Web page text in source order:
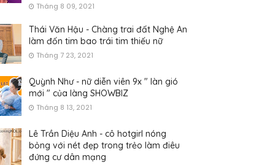
Tháng 8 09, 2021
Thái Văn Hậu - Chàng trai đất Nghệ An
làm đốn tim bao trái tim thiếu nữ
Tháng 7 23, 2021
Quỳnh Như - nữ diễn viên 9x " làn gió
mới " của làng SHOWBIZ
Tháng 8 13, 2021
Lê Trần Diệu Anh - cô hotgirl nóng
bỏng với nét đẹp trong trẻo làm điêu
đứng cư dân mạng